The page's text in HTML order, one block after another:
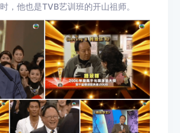
，他也是TVB艺训班的开山祖师。